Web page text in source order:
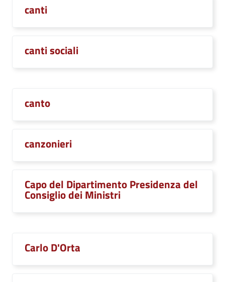
canti
canti sociali
canto
canzonieri
Capo del Dipartimento Presidenza del
Consiglio dei Ministri
Carlo D'Orta